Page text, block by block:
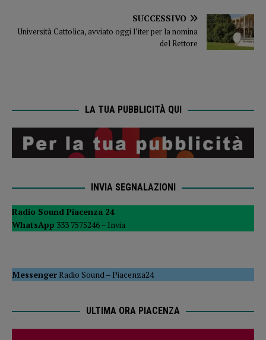
SUCCESSIVO
Università Cattolica, avviato oggi l’iter per la nomina
del Rettore
LA TUA PUBBLICITÀ QUI
INVIA SEGNALAZIONI
Radio Sound Piacenza 24
WhatsApp 333 7575246 – Invia
MessengerRadio Sound –Piacenza24
ULTIMA ORA PIACENZA